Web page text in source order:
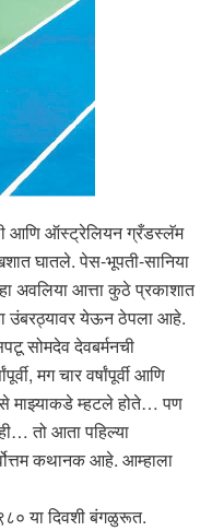
आणि ऑस्ट्रेलियन ग्रँडस्लॅम
घातले. पेस-भूपती-सानिया
अवलिया आत्ता कुठे प्रकाशात
उंबरठ्यावर येऊन ठेपला आहे.
सोमदेव देवबर्मनची
मग चार वर्षांपूर्वी आणि
असे माझ्याकडे म्हटले होते… पण
तो आता पहिल्या
कथानक आहे. आम्हाला
या दिवशी बंगळुरूत.